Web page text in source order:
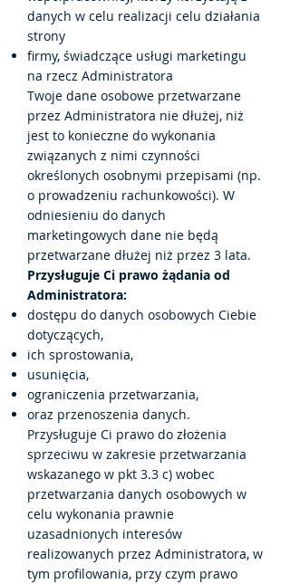
danych w celu realizacji celu działania
strony
firmy, świadczące usługi marketingu
na rzecz Administratora
Twoje dane osobowe przetwarzane
przez Administratora nie dłużej, niż
jest to konieczne do wykonania
związanych z nimi czynności
określonych osobnymi przepisami (np.
o prowadzeniu rachunkowości). W
odniesieniu do danych
marketingowych dane nie będą
przetwarzane dłużej niż przez 3 lata.
Przysługuje Ci prawo żądania od
Administratora:
dostępu do danych osobowych Ciebie
dotyczących,
ich sprostowania,
usunięcia,
ograniczenia przetwarzania,
oraz przenoszenia danych.
Przysługuje Ci prawo do złożenia
sprzeciwu w zakresie przetwarzania
wskazanego w pkt 3.3 c) wobec
przetwarzania danych osobowych w
celu wykonania prawnie
uzasadnionych interesów
realizowanych przez Administratora, w
tym profilowania, przy czym prawo